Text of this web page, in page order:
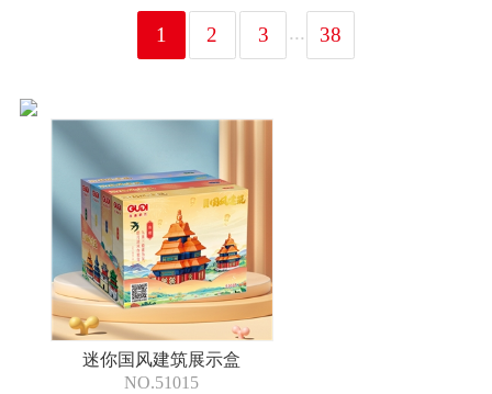
1 2 3 ... 38
迷你国风建筑展示盒
NO.51015